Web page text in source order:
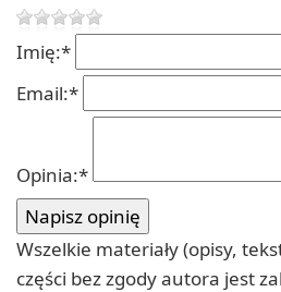
Imię:*
Email:*
Opinia:*
Wszelkie materiały (opisy,
części bez zgody autora jest